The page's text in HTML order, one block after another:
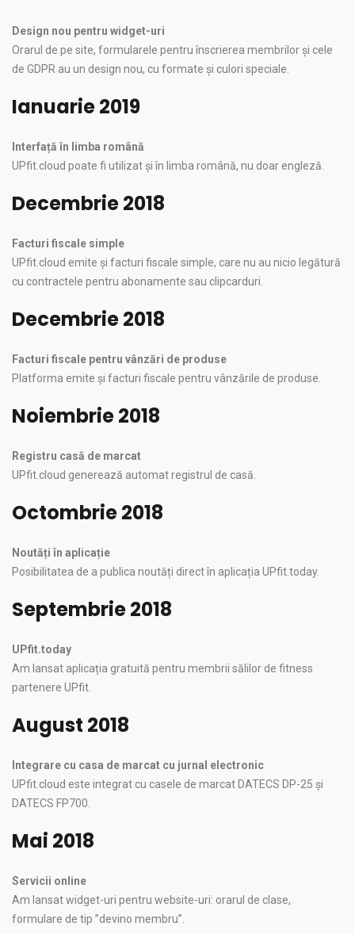
Design nou pentru widget-uri
Orarul de pe site, formularele pentru înscrierea membrilor și cele
de GDPR au un design nou, cu formate și culori speciale.
Ianuarie 2019
Interfață în limba română
UPfit.cloud poate fi utilizat și în limba română, nu doar engleză.
Decembrie 2018
Facturi fiscale simple
UPfit.cloud emite și facturi fiscale simple, care nu au nicio legătură
cu contractele pentru abonamente sau clipcarduri.
Decembrie 2018
Facturi fiscale pentru vânzări de produse
Platforma emite și facturi fiscale pentru vânzările de produse.
Noiembrie 2018
Registru casă de marcat
UPfit.cloud generează automat registrul de casă.
Octombrie 2018
Noutăți în aplicație
Posibilitatea de a publica noutăți direct în aplicația UPfit.today.
Septembrie 2018
UPfit.today
Am lansat aplicația gratuită pentru membrii sălilor de fitness
partenere UPfit.
August 2018
Integrare cu casa de marcat cu jurnal electronic
UPfit.cloud este integrat cu casele de marcat DATECS DP‌-25 și
DATECS FP700.
Mai 2018
Servicii online
Am lansat widget-uri pentru website-uri: orarul de clase,
formulare de tip ”devino membru”.